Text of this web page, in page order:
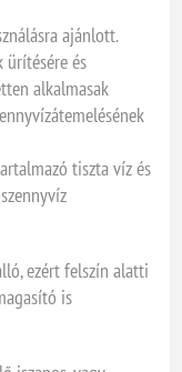
ajánlott.
ürítésére és
alkalmasak
tiszta víz és
ezért felszín alatti
is